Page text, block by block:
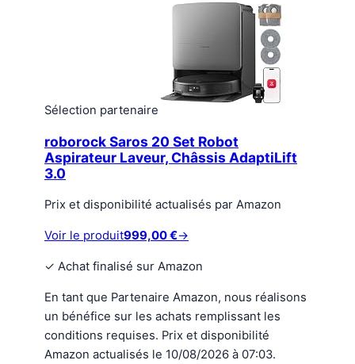
Sélection partenaire
roborock Saros 20 Set Robot
Aspirateur Laveur, Châssis AdaptiLift
3.0
Prix et disponibilité actualisés par Amazon
Voir le produit999,00 €→
✓ Achat finalisé sur Amazon
En tant que Partenaire Amazon, nous réalisons
un bénéfice sur les achats remplissant les
conditions requises. Prix et disponibilité
Amazon actualisés le 10/08/2026 à 07:03.